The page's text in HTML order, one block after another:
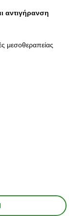
αντιγήρανση
μεσοθεραπείας